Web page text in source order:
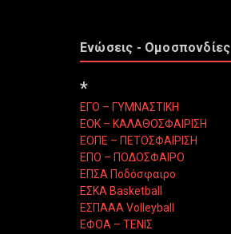
Ενώσεις - Ομοσπονδίες
*
ΕΓΟ – ΓΥΜΝΑΣΤΙΚΗ
ΕΟΚ – ΚΑΛΑΘΟΣΦΑΙΡΙΣΗ
ΕΟΠΕ – ΠΕΤΟΣΦΑΙΡΙΣΗ
ΕΠΟ – ΠΟΔΟΣΦΑΙΡΟ
ΕΠΣΑ Ποδόσφαιρο
ΕΣΚΑ Basketball
ΕΣΠΑΑΑ Volleyball
ΕΦΟΑ – ΤΕΝΙΣ